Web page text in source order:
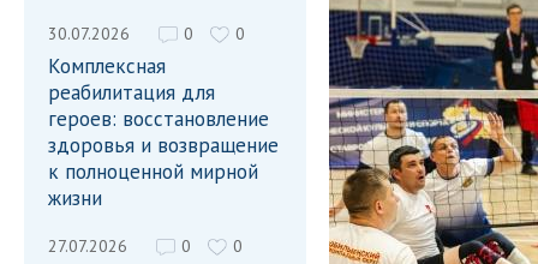
30.07.2026 0 0
Комплексная
реабилитация для
героев: восстановление
здоровья и возвращение
к полноценной мирной
жизни
27.07.2026 0 0